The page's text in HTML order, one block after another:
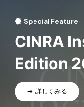
Special Feature
CINRA
Edition
詳しくみる